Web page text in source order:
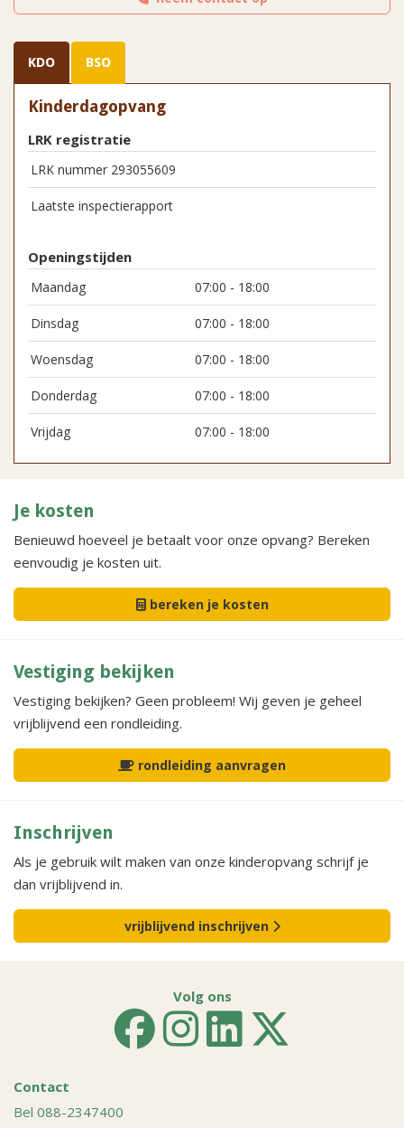
KDO BSO
Kinderdagopvang
LRK registratie
LRK nummer 293055609
Laatste inspectierapport
Openingstijden
Maandag 07:00 - 18:00
Dinsdag 07:00 - 18:00
Woensdag 07:00 - 18:00
Donderdag 07:00 - 18:00
Vrijdag 07:00 - 18:00
Je kosten
Benieuwd hoeveel je betaalt voor onze opvang? Bereken
eenvoudig je kosten uit.
bereken je kosten
Vestiging bekijken
Vestiging bekijken? Geen probleem! Wij geven je geheel
vrijblijvend een rondleiding.
rondleiding aanvragen
Inschrijven
Als je gebruik wilt maken van onze kinderopvang schrijf je
dan vrijblijvend in.
vrijblijvend inschrijven
Volg ons
Contact
Bel 088-2347400